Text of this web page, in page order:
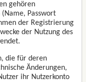
gehören
Passwort
der Registrierung
der Nutzung des
die für deren
Änderungen,
ihr Nutzerkonto